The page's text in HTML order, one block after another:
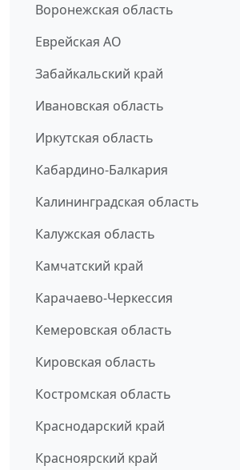
Воронежская область
Еврейская АО
Забайкальский край
Ивановская область
Иркутская область
Кабардино-Балкария
Калининградская область
Калужская область
Камчатский край
Карачаево-Черкессия
Кемеровская область
Кировская область
Костромская область
Краснодарский край
Красноярский край